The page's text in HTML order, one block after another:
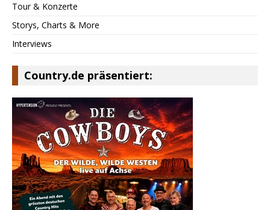
Tour & Konzerte
Storys, Charts & More
Interviews
Country.de präsentiert: